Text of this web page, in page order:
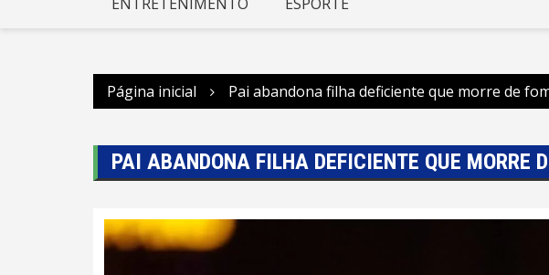
Página inicial Pai abandona filha deficiente que morre de
PAI ABANDONA FILHA DEFICIENTE QUE MORRE